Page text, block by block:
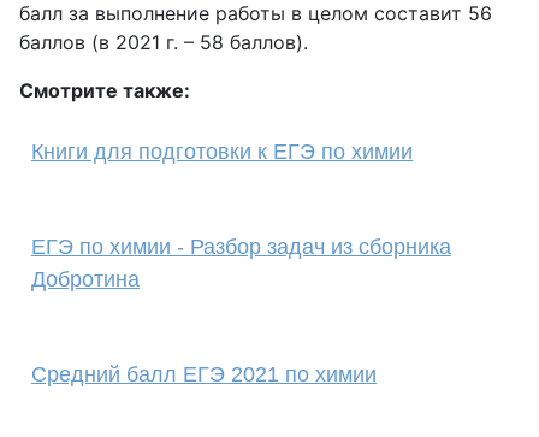
балл за выполнение работы в целом составит 56
баллов (в 2021 г. – 58 баллов).
Смотрите также:
Книги для подготовки к ЕГЭ по химии
ЕГЭ по химии - Разбор задач из сборника
Добротина
Средний балл ЕГЭ 2021 по химии